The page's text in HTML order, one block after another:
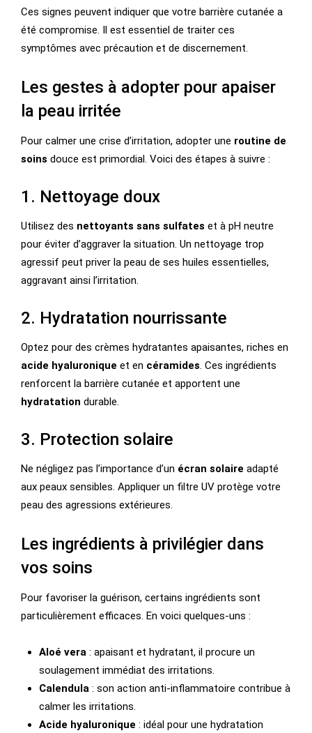
Ces signes peuvent indiquer que votre barrière cutanée a
été compromise. Il est essentiel de traiter ces
symptômes avec précaution et de discernement.
Les gestes à adopter pour apaiser
la peau irritée
Pour calmer une crise d’irritation, adopter une routine de
soins douce est primordial. Voici des étapes à suivre :
1. Nettoyage doux
Utilisez des nettoyants sans sulfates et à pH neutre
pour éviter d’aggraver la situation. Un nettoyage trop
agressif peut priver la peau de ses huiles essentielles,
aggravant ainsi l’irritation.
2. Hydratation nourrissante
Optez pour des crèmes hydratantes apaisantes, riches en
acide hyaluronique et en céramides. Ces ingrédients
renforcent la barrière cutanée et apportent une
hydratation durable.
3. Protection solaire
Ne négligez pas l’importance d’un écran solaire adapté
aux peaux sensibles. Appliquer un filtre UV protège votre
peau des agressions extérieures.
Les ingrédients à privilégier dans
vos soins
Pour favoriser la guérison, certains ingrédients sont
particulièrement efficaces. En voici quelques-uns :
Aloé vera : apaisant et hydratant, il procure un
soulagement immédiat des irritations.
Calendula : son action anti-inflammatoire contribue à
calmer les irritations.
Acide hyaluronique : idéal pour une hydratation